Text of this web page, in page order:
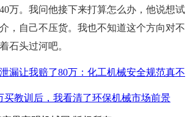
万。我问他接下来打算怎么办，他说想试
，自己不压货。我也不知道这个方向对不
石头过河吧。
漏让我赔了80万：化工机械安全规范真不
买教训后，我看清了环保机械市场前景